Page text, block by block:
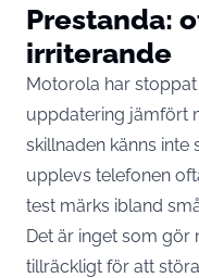
Prestanda:
irriterande
Motorola har stoppat
uppdatering jämfört
skillnaden känns
upplevs telefonen
test märks ibland
Det är inget som gör
tillräckligt för att